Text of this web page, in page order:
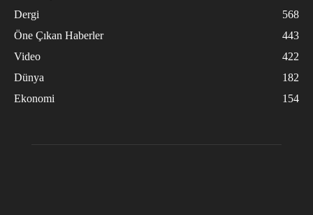
Dergi
568
Öne Çıkan Haberler
443
Video
422
Dünya
182
Ekonomi
154